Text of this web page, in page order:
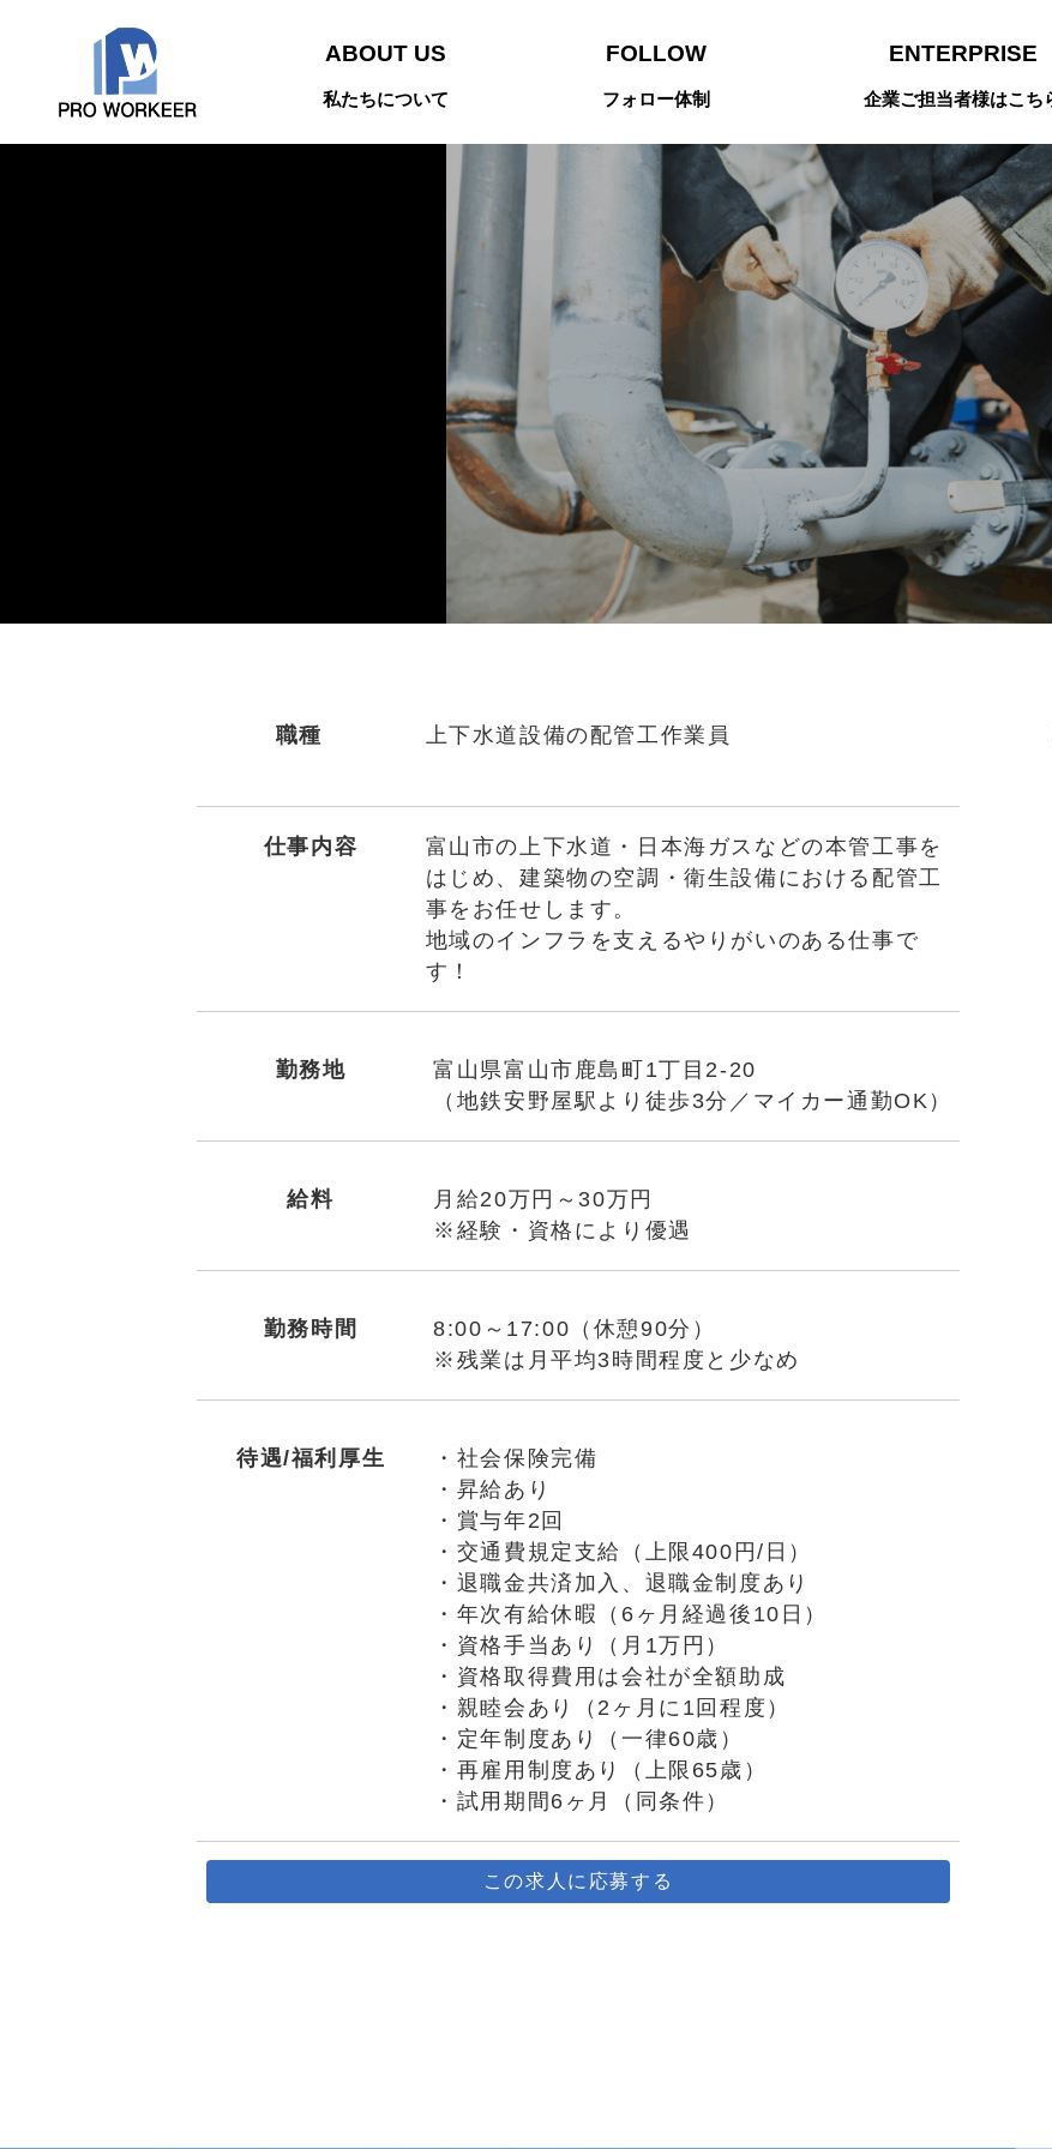
ABOUT US
私たちについて
FOLLOW
フォロー体制
ENTERPRISE
企業ご担当者様はこち
職種 上下水道設備の配管工作業員
仕事内容
富山市の上下水道・日本海ガスなどの本管工事を
はじめ、建築物の空調・衛生設備における配管工
事をお任せします。
地域のインフラを支えるやりがいのある仕事で
す！
勤務地
富山県富山市鹿島町1丁目2-20
（地鉄安野屋駅より徒歩3分／マイカー通勤OK）
給料
月給20万円～30万円
※経験・資格により優遇
勤務時間
8:00～17:00（休憩90分）
※残業は月平均3時間程度と少なめ
待遇/福利厚生
・社会保険完備
・昇給あり
・賞与年2回
・交通費規定支給（上限400円/日）
・退職金共済加入、退職金制度あり
・年次有給休暇（6ヶ月経過後10日）
・資格手当あり（月1万円）
・資格取得費用は会社が全額助成
・親睦会あり（2ヶ月に1回程度）
・定年制度あり（一律60歳）
・再雇用制度あり（上限65歳）
・試用期間6ヶ月（同条件）
この求人に応募する